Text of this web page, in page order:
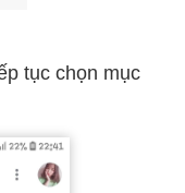
tục chọn mục